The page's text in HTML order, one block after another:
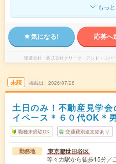
もっ
気になる! 応募へ
派遣会社 株式会社クリーク・アンド・リ
未読 掲載日 2026/07/28
土日のみ！不動産見学
イペース＊６０代OK＊
職種未経験OK 交通費別途支給あり
勤務地 東京都世田谷区
等々力駅から徒歩15分／